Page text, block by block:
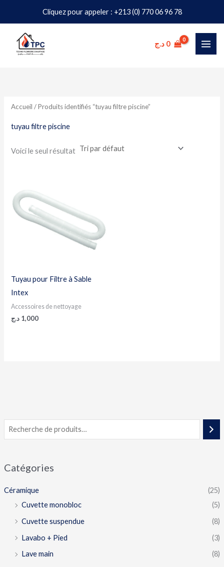
Cliquez pour appeler : +213 (0) 770 06 96 78
contenu
0 د.ج
Catégories
Céramique
(25)
Cuvette monobloc
(5)
Cuvette suspendue
(8)
Lavabo + Pied
(3)
Lave main
(8)
Accueil / Produits identifiés “tuyau filtre piscine”
tuyau filtre piscine
Voici le seul résultat
Tuyau pour Filtre à Sable
Intex
Accessoires de nettoyage
1,000 د.ج